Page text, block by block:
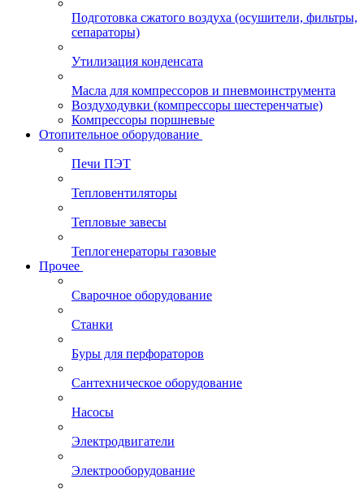
Подготовка сжатого воздуха (осушители, фильтры,
сепараторы)
Утилизация конденсата
Масла для компрессоров и пневмоинструмента
Воздуходувки (компрессоры шестеренчатые)
Компрессоры поршневые
Отопительное оборудование
Печи ПЭТ
Тепловентиляторы
Тепловые завесы
Теплогенераторы газовые
Прочее
Сварочное оборудование
Станки
Буры для перфораторов
Сантехническое оборудование
Насосы
Электродвигатели
Электрооборудование